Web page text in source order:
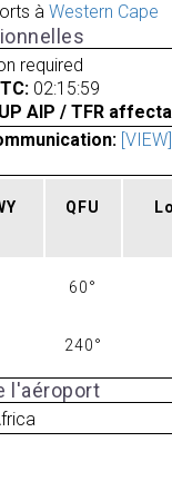
à Western Cape
required
02:15:59
AIP / TFR
[VIEW]
QFU
60°
240°
l'aéroport